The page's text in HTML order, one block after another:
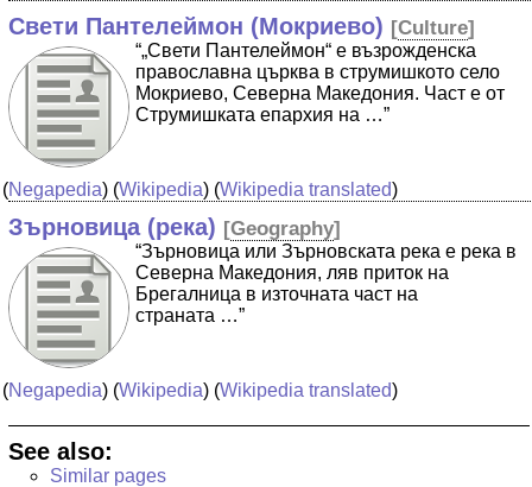
Свети Пантелеймон (Мокриево) [Culture]
“„Свети Пантелеймон“ е възрожденска
православна църква в струмишкото село
Мокриево, Северна Македония. Част е от
Струмишката епархия на …”
(Negapedia) (Wikipedia) (Wikipedia translated)
Зърновица (река) [Geography]
“Зърновица или Зърновската река е река в
Северна Македония, ляв приток на
Брегалница в източната част на
страната …”
(Negapedia) (Wikipedia) (Wikipedia translated)
See also:
Similar pages